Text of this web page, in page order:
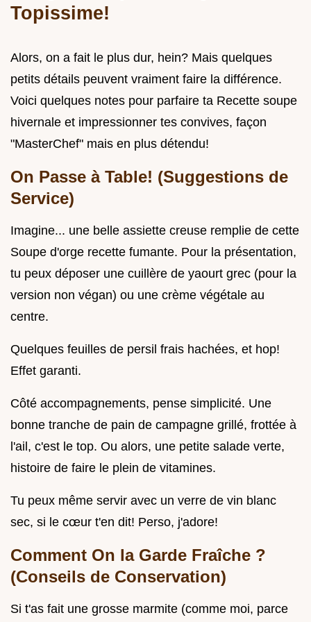
Topissime!
Alors, on a fait le plus dur, hein? Mais quelques
petits détails peuvent vraiment faire la différence.
Voici quelques notes pour parfaire ta Recette soupe
hivernale et impressionner tes convives, façon
"MasterChef" mais en plus détendu!
On Passe à Table! (Suggestions de
Service)
Imagine... une belle assiette creuse remplie de cette
Soupe d'orge recette fumante. Pour la présentation,
tu peux déposer une cuillère de yaourt grec (pour la
version non végan) ou une crème végétale au
centre.
Quelques feuilles de persil frais hachées, et hop!
Effet garanti.
Côté accompagnements, pense simplicité. Une
bonne tranche de pain de campagne grillé, frottée à
l'ail, c'est le top. Ou alors, une petite salade verte,
histoire de faire le plein de vitamines.
Tu peux même servir avec un verre de vin blanc
sec, si le cœur t'en dit! Perso, j'adore!
Comment On la Garde Fraîche ?
(Conseils de Conservation)
Si t'as fait une grosse marmite (comme moi, parce